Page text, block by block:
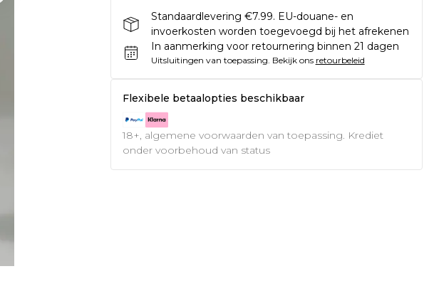
Standaardlevering €7.99. EU-douane- en
invoerkosten worden toegevoegd bij het afrekenen
In aanmerking voor retournering binnen 21 dagen
Uitsluitingen van toepassing. Bekijk ons retourbeleid
Flexibele betaalopties beschikbaar
18+, algemene voorwaarden van toepassing. Krediet
onder voorbehoud van status